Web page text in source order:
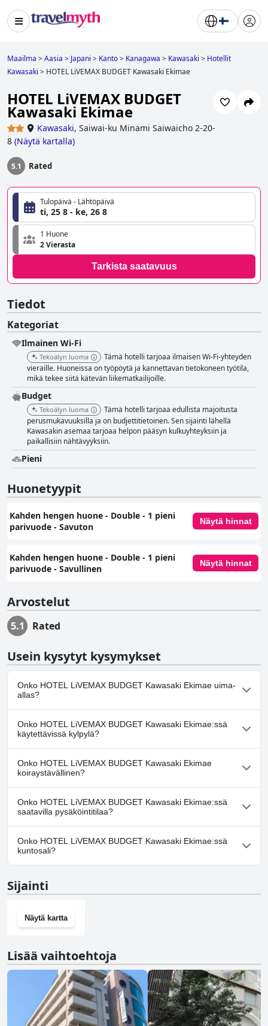
Maailma >Aasia > Japani > Kanto> Kanagawa > Kawasaki > Hotellit
Kawasaki > HOTEL LiVEMAX BUDGET Kawasaki Ekimae
HOTEL LiVEMAX BUDGET
Kawasaki Ekimae
Kawasaki, Saiwai-ku Minami Saiwaicho 2-20-
8 (Näytä kartalla)
5.1 Rated
Tulopäivä - Lähtöpäivä
ti, 25 8 - ke, 26 8
1 Huone
2 Vierasta
Tarkista saatavuus
Tiedot
Kategoriat
Ilmainen Wi-Fi
Tekoälyn luoma
Tämä hotelli tarjoaa ilmaisen Wi-Fi-yhteyden
vieraille. Huoneissa on työpöytä ja kannettavan tietokoneen työtila,
mikä tekee siitä kätevän liikematkailijoille.
Budget
Tekoälyn luoma
Tämä hotelli tarjoaa edullista majoitusta
perusmukavuuksilla ja on budjettitietoinen. Sen sijainti lähellä
Kawasakin asemaa tarjoaa helpon pääsyn kulkuyhteyksiin ja
paikallisiin nähtävyyksiin.
Pieni
Huonetyypit
Kahden hengen huone - Double - 1 pieni
parivuode - Savuton
Näytä hinnat
Kahden hengen huone - Double - 1 pieni
parivuode - Savullinen
Näytä hinnat
Arvostelut
5.1 Rated
Usein kysytyt kysymykset
Onko HOTEL LiVEMAX BUDGET Kawasaki Ekimae uima-
allas?
Ei, HOTEL LiVEMAX BUDGET Kawasaki Ekimae ei ole uima-allasta.
Onko HOTEL LiVEMAX BUDGET Kawasaki Ekimae:ssä
käytettävissä kylpylä?
Ei, HOTEL LiVEMAX BUDGET Kawasaki Ekimae ei tarjoa kylpylää.
Onko HOTEL LiVEMAX BUDGET Kawasaki Ekimae
koiraystävällinen?
Ei, HOTEL LiVEMAX BUDGET Kawasaki Ekimae ei salli koiria.
Onko HOTEL LiVEMAX BUDGET Kawasaki Ekimae:ssä
saatavilla pysäköintitilaa?
Ei, HOTEL LiVEMAX BUDGET Kawasaki Ekimae ei tarjoa
pysäköintimahdollisuutta.
Onko HOTEL LiVEMAX BUDGET Kawasaki Ekimae:ssä
kuntosali?
Sijainti
Näytä kartta
Lisää vaihtoehtoja